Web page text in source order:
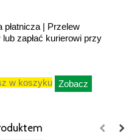
płatnicza | Przelew
zapłać kurierowi przy
w koszyku Zobacz